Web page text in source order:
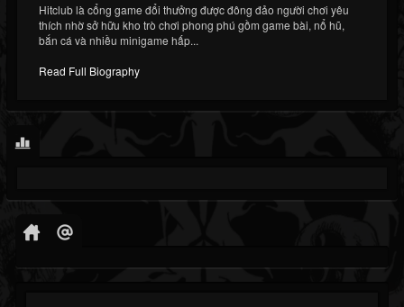
Hitclub là cổng game đổi thưởng được đông đảo người chơi yêu
thích nhờ sở hữu kho trò chơi phong phú gồm game bài, nổ hũ,
bắn cá và nhiều minigame hấp...
Read Full Biography